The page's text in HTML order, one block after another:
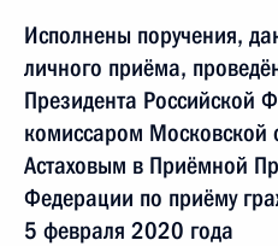
Исполнены поручения,
личного приёма,
Президента Российской
комиссаром Московской
Астаховым в Приёмной
Федерации по приёму
5 февраля 2020 года